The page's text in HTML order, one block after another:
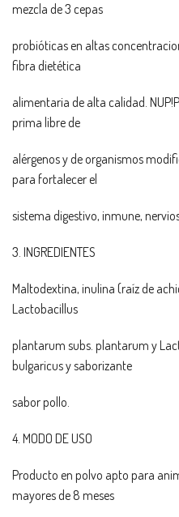
mezcla de 3 cepas
probióticas en altas
fibra dietética
alimentaria de alta calidad.
prima libre de
alérgenos y de organismos
para fortalecer el
sistema digestivo, inmune,
3. INGREDIENTES
Maltodextina, inulina (raíz de
Lactobacillus
plantarum subs. plantarum y
bulgaricus y saborizante
sabor pollo.
4. MODO DE USO
Producto en polvo apto para
mayores de 8 meses